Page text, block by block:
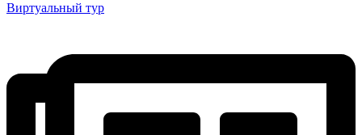
Виртуальный тур